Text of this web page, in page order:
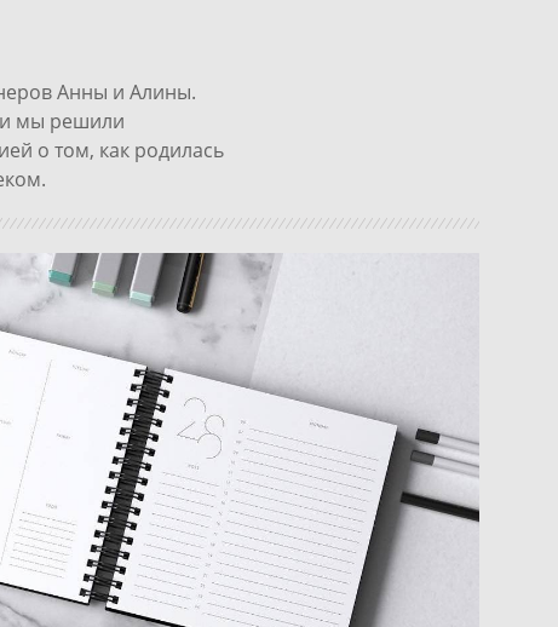
Анны и Алины.
и мы решили
о том, как родилась